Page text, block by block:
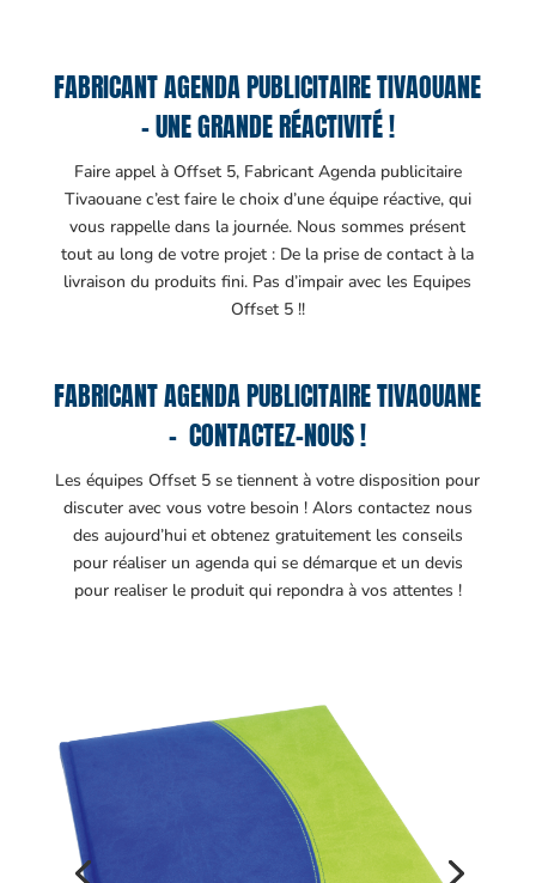
FABRICANT AGENDA PUBLICITAIRE TIVAOUANE
– UNE GRANDE RÉACTIVITÉ !
Faire appel à Offset 5, Fabricant Agenda publicitaire
Tivaouane c’est faire le choix d’une équipe réactive, qui
vous rappelle dans la journée. Nous sommes présent
tout au long de votre projet : De la prise de contact à la
livraison du produits fini. Pas d’impair avec les Equipes
Offset 5 !!
FABRICANT AGENDA PUBLICITAIRE TIVAOUANE
– CONTACTEZ-NOUS !
Les équipes Offset 5 se tiennent à votre disposition pour
discuter avec vous votre besoin ! Alors contactez nous
des aujourd’hui et obtenez gratuitement les conseils
pour réaliser un agenda qui se démarque et un devis
pour realiser le produit qui repondra à vos attentes !